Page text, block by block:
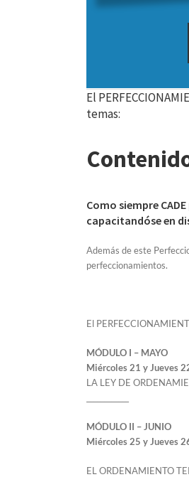
El
temas:
Como siempre
capacitandóse en
Además de este
perfeccionamientos.
El
MÓDULO I – MAYO
Miércoles 21 y Jueves
LA LEY DE
MÓDULO II – JUNIO
Miércoles 25 y Jueves
EL ORDENAMIENTO